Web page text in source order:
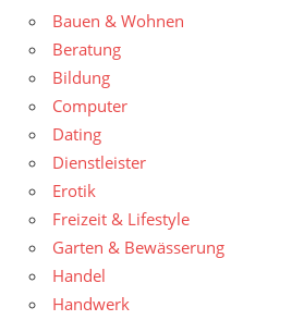
Bauen & Wohnen
Beratung
Bildung
Computer
Dating
Dienstleister
Erotik
Freizeit & Lifestyle
Garten & Bewässerung
Handel
Handwerk